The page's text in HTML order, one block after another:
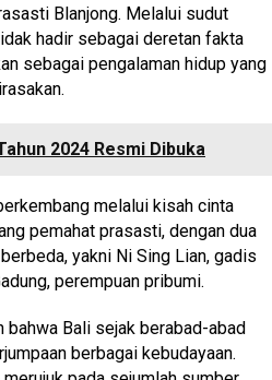
Blanjong. Melalui sudut
hadir sebagai deretan fakta
sebagai pengalaman hidup yang
2024 Resmi Dibuka
melalui kisah cinta
pemahat prasasti, dengan dua
yakni Ni Sing Lian, gadis
perempuan pribumi.
Bali sejak berabad-abad
berbagai kebudayaan.